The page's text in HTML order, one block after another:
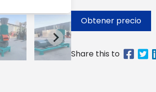
Obtener precio